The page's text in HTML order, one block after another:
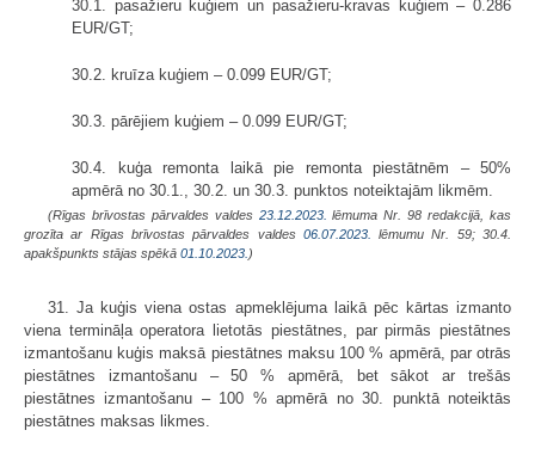
30.1. pasažieru kuģiem un pasažieru-kravas kuģiem – 0.286
EUR/GT;
30.2. kruīza kuģiem – 0.099 EUR/GT;
30.3. pārējiem kuģiem – 0.099 EUR/GT;
30.4. kuģa remonta laikā pie remonta piestātnēm – 50%
apmērā no 30.1., 30.2. un 30.3. punktos noteiktajām likmēm.
(Rīgas brīvostas pārvaldes valdes 23.12.2023. lēmuma Nr. 98 redakcijā, kas
grozīta ar Rīgas brīvostas pārvaldes valdes 06.07.2023.
lēmumu Nr. 59; 30.4.
apakšpunkts stājas spēkā 01.10.2023. )
31. Ja kuģis viena ostas apmeklējuma laikā pēc kārtas izmanto
viena termināļa operatora lietotās piestātnes, par pirmās piestātnes
izmantošanu kuģis maksā piestātnes maksu 100 % apmērā, par otrās
piestātnes izmantošanu – 50 % apmērā, bet sākot ar trešās
piestātnes izmantošanu – 100 % apmērā no 30. punktā noteiktās
piestātnes maksas likmes.